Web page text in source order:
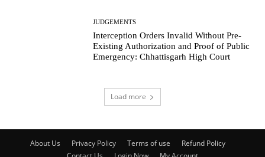
JUDGEMENTS
Interception Orders Invalid Without Pre-
Existing Authorization and Proof of Public
Emergency: Chhattisgarh High Court
Load more
About Us Privacy Policy Terms of use
Refund Policy